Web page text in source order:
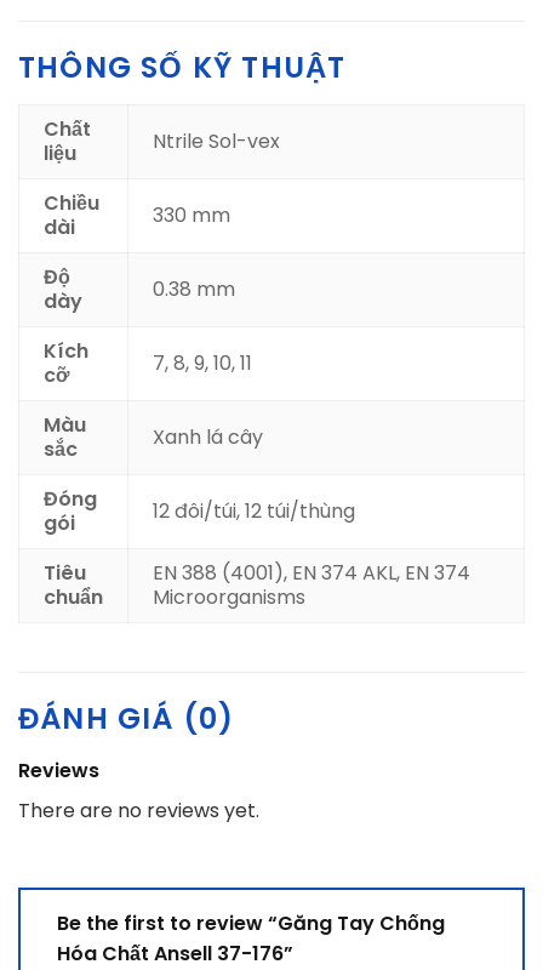
THÔNG SỐ KỸ THUẬT
Chất
liệu
Ntrile Sol-vex
Chiều
dài
330 mm
Độ
dày
0.38 mm
Kích
cỡ
7, 8, 9, 10, 11
Màu
sắc
Xanh lá cây
Đóng
gói
12 đôi/túi, 12 túi/thùng
Tiêu
chuẩn
EN 388 (4001), EN 374 AKL, EN 374
Microorganisms
ĐÁNH GIÁ (0)
Reviews
There are no reviews yet.
Be the first to review “Găng Tay Chống
Hóa Chất Ansell 37-176”